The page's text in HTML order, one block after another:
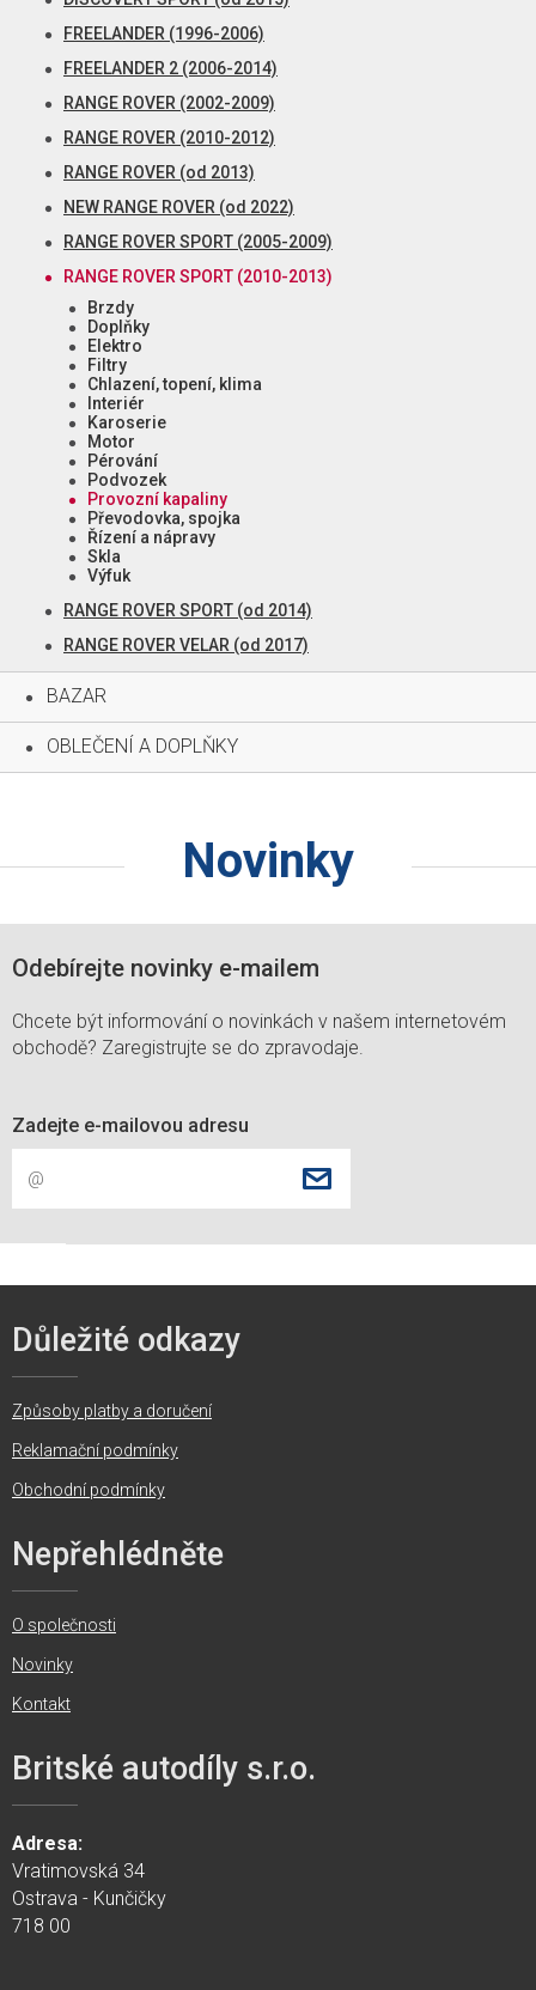
FREELANDER (1996-2006)
FREELANDER 2 (2006-2014)
RANGE ROVER (2002-2009)
RANGE ROVER (2010-2012)
RANGE ROVER (od 2013)
NEW RANGE ROVER (od 2022)
RANGE ROVER SPORT (2005-2009)
RANGE ROVER SPORT (2010-2013)
Brzdy
Doplňky
Elektro
Filtry
Chlazení, topení, klima
Interiér
Karoserie
Motor
Pérování
Podvozek
Provozní kapaliny
Převodovka, spojka
Řízení a nápravy
Skla
Výfuk
RANGE ROVER SPORT (od 2014)
RANGE ROVER VELAR (od 2017)
BAZAR
OBLEČENÍ A DOPLŇKY
Novinky
Odebírejte novinky e-mailem
Chcete být informování o novinkách v našem internetovém
obchodě? Zaregistrujte se do zpravodaje.
Zadejte e-mailovou adresu
Důležité odkazy
Způsoby platby a doručení
Reklamační podmínky
Obchodní podmínky
Nepřehlédněte
O společnosti
Novinky
Kontakt
Britské autodíly s.r.o.
Adresa:
Vratimovská 34
Ostrava - Kunčičky
718 00